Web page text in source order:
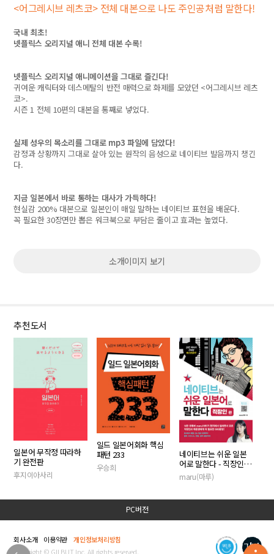
<어그레시브 레츠코> 전체 대본으로 나도 주인공처럼 말한다!
국내 최초!
넷플릭스 오리지널 애니 전체 대본 수록!
넷플릭스 오리지널 애니메이션을 그대로 즐긴다!
귀여운 캐릭터와 데스메탈의 반전 매력으로 화제를 모았던 <어그레시브 레츠
코>.
시즌 1 전체 10편의 대본을 통째로 넣었다.
실제 성우의 목소리를 그대로 mp3 파일에 담았다!
감정과 상황까지 그대로 살아 있는 원작의 음성으로 네이티브 발음까지 챙긴
다.
지금 일본에서 바로 통하는 대사가 가득하다!
현실감 200% 대본으로 일본인이 매일 말하는 네이티브 표현을 배운다.
꼭 필요한 30장면만 뽑은 워크북으로 부담은 줄이고 효과는 높였다.
소개이미지 보기
추천도서
일본어 무작정 따라하
기 완전판
후지이아사리
일드 일본어회화 핵심
패턴 233
우승희
네이티브는 쉬운 일본
어로 말한다 - 직장인
편
maru(마루)
PC버전
회사소개 이용약관
개인정보처리방침
Copyright © GILBUT Inc. All rights reserved.